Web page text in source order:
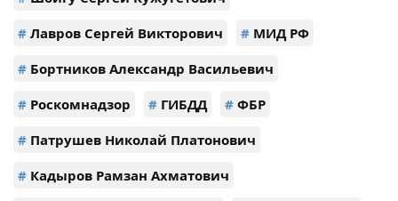
# Лавров Сергей Викторович # МИД РФ
# Бортников Александр Васильевич
# Роскомнадзор # ГИБДД # ФБР
# Патрушев Николай Платонович
# Кадыров Рамзан Ахматович